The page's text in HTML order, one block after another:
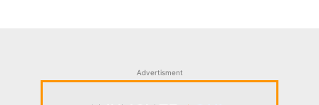
Advertisment